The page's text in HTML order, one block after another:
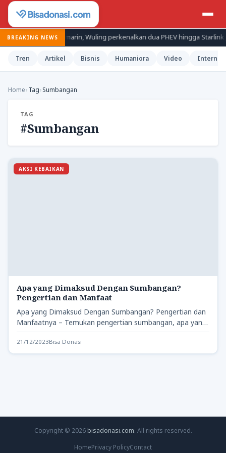
BREAKING NEWSKemarin, Wuling perkenalkan dua PHEV hingga Starlink
Tren Artikel Bisnis Humaniora Video
Home›Tag›Sumbangan
TAG
#Sumbangan
AKSI KEBAIKAN
Apa yang Dimaksud Dengan Sumbangan?
Pengertian dan Manfaat
Apa yang Dimaksud Dengan Sumbangan? Pengertian dan
Manfaatnya – Temukan pengertian sumbangan, apa yang
dimaksud dengan sumbangan, serta…
21/12/2023Bisa Donasi
Copyright © 2026 bisadonasi.com. All rights reserved.
HomePrivacy PolicyContact